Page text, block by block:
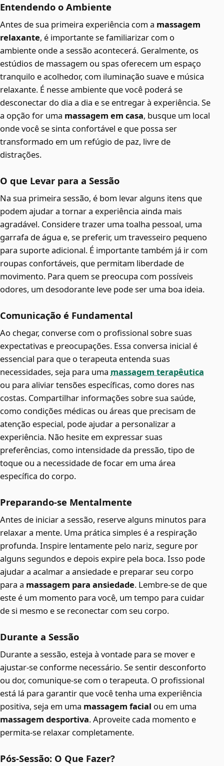
Entendendo o Ambiente
Antes de sua primeira experiência com a massagem
relaxante, é importante se familiarizar com o
ambiente onde a sessão acontecerá. Geralmente, os
estúdios de massagem ou spas oferecem um espaço
tranquilo e acolhedor, com iluminação suave e música
relaxante. É nesse ambiente que você poderá se
desconectar do dia a dia e se entregar à experiência. Se
a opção for uma massagem em casa, busque um local
onde você se sinta confortável e que possa ser
transformado em um refúgio de paz, livre de
distrações.
O que Levar para a Sessão
Na sua primeira sessão, é bom levar alguns itens que
podem ajudar a tornar a experiência ainda mais
agradável. Considere trazer uma toalha pessoal, uma
garrafa de água e, se preferir, um travesseiro pequeno
para suporte adicional. É importante também já ir com
roupas confortáveis, que permitam liberdade de
movimento. Para quem se preocupa com possíveis
odores, um desodorante leve pode ser uma boa ideia.
Comunicação é Fundamental
Ao chegar, converse com o profissional sobre suas
expectativas e preocupações. Essa conversa inicial é
essencial para que o terapeuta entenda suas
necessidades, seja para uma massagem terapêutica
ou para aliviar tensões específicas, como dores nas
costas. Compartilhar informações sobre sua saúde,
como condições médicas ou áreas que precisam de
atenção especial, pode ajudar a personalizar a
experiência. Não hesite em expressar suas
preferências, como intensidade da pressão, tipo de
toque ou a necessidade de focar em uma área
específica do corpo.
Preparando-se Mentalmente
Antes de iniciar a sessão, reserve alguns minutos para
relaxar a mente. Uma prática simples é a respiração
profunda. Inspire lentamente pelo nariz, segure por
alguns segundos e depois expire pela boca. Isso pode
ajudar a acalmar a ansiedade e preparar seu corpo
para a massagem para ansiedade. Lembre-se de que
este é um momento para você, um tempo para cuidar
de si mesmo e se reconectar com seu corpo.
Durante a Sessão
Durante a sessão, esteja à vontade para se mover e
ajustar-se conforme necessário. Se sentir desconforto
ou dor, comunique-se com o terapeuta. O profissional
está lá para garantir que você tenha uma experiência
positiva, seja em uma massagem facial ou em uma
massagem desportiva. Aproveite cada momento e
permita-se relaxar completamente.
Pós-Sessão: O Que Fazer?